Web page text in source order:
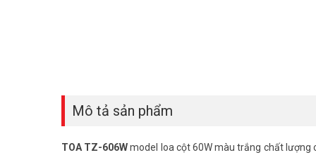
Mô tả sản phẩm
TOA TZ-606Wmodel loa cột 60W màu trắng chất lượng